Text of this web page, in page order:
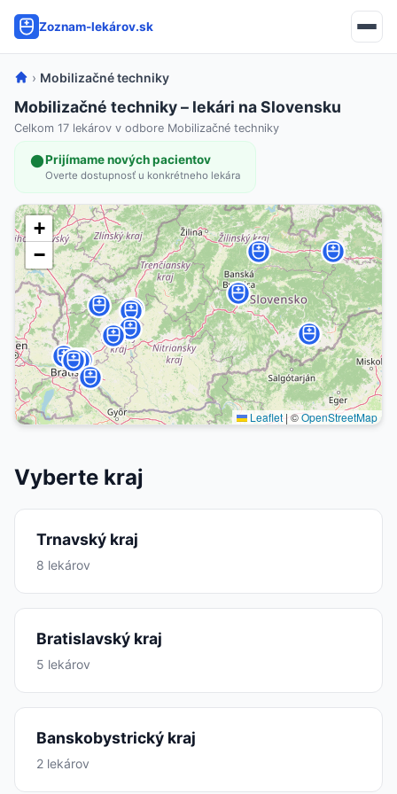
Zoznam-lekárov.sk
› Mobilizačné techniky
Mobilizačné techniky – lekári na Slovensku
Celkom 17 lekárov v odbore Mobilizačné techniky
Prijímame nových pacientov
Overte dostupnosť u konkrétneho lekára
+
−
Leaflet|©OpenStreetMap
Vyberte kraj
Trnavský kraj
8 lekárov
Bratislavský kraj
5 lekárov
Banskobystrický kraj
2 lekárov